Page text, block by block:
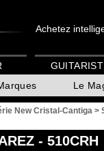
Achetez
Le
New Cristal-Cantiga >
- 510CRH